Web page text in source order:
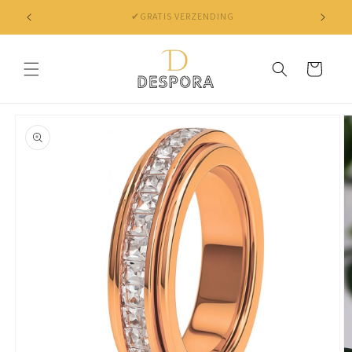
Skip to
content
✔ NIET TEVREDEN? BINNEN 30 DAGEN JE GELD TERUG
Cart
product
information